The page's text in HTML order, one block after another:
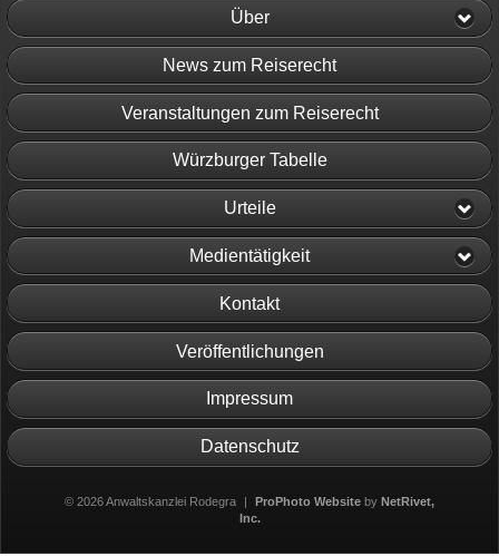
Über
News zum Reiserecht
Veranstaltungen zum Reiserecht
Würzburger Tabelle
Urteile
Medientätigkeit
Kontakt
Veröffentlichungen
Impressum
Datenschutz
© 2026 Anwaltskanzlei Rodegra | ProPhoto Websiteby NetRivet,
Inc.